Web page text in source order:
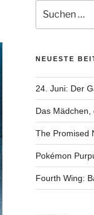
nach:
NEUESTE
24. Juni: Der
Das
The Promised
Pokémon
Fourth Wing: